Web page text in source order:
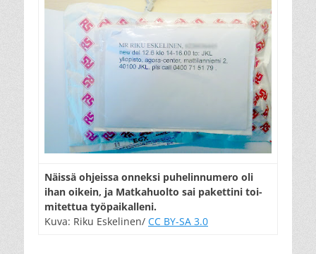
Näis­sä oh­jeis­sa on­nek­si pu­he­lin­nu­me­ro oli
ihan oi­kein, ja Mat­ka­huol­to sai pa­ket­ti­ni toi­
mi­tet­tua työ­pai­kal­le­ni.
Kuva: Riku Eskelinen/ CC BY-SA 3.0